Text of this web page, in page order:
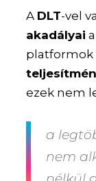
A DLT-vel
akadályai
platformok
ezek nem
a
nem